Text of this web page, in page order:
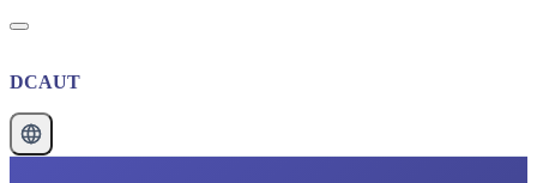
DCAUT